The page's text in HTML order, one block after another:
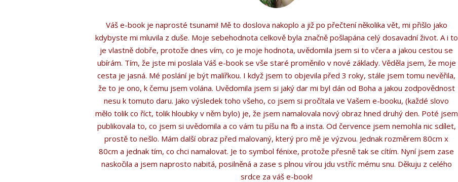
Váš e-book je naprosté tsunami! Mě to doslova nakoplo a již po přečtení několika vět, mi přišlo jako
kdybyste mi mluvila z duše. Moje sebehodnota celkově byla značně pošlapána celý dosavadní život. A i to
je vlastně dobře, protože dnes vím, co je moje hodnota, uvědomila jsem si to včera a jakou cestou se
ubírám. Tím, že jste mi poslala Váš e-book se vše staré proměnilo v nové základy. Věděla jsem, že moje
cesta je jasná. Mé poslání je být malířkou. I když jsem to objevila před 3 roky, stále jsem tomu nevěřila,
že to je ono, k čemu jsem volána. Uvědomila jsem si jaký dar mi byl dán od Boha a jakou zodpovědnost
nesu k tomuto daru. Jako výsledek toho všeho, co jsem si pročítala ve Vašem e-booku, (každé slovo
mělo tolik co říct, tolik hloubky v něm bylo) je, že jsem namalovala nový obraz hned druhý den. Poté jsem
publikovala to, co jsem si uvědomila a co vám tu píšu na fb a insta. Od července jsem nemohla nic sdílet,
prostě to nešlo. Mám další obraz před malovaný, který pro mě je výzvou. Jednak rozměrem 80cm x
80cm a jednak tím, co chci namalovat. Je to symbol fénixe, protože přesně tak se cítím. Nyní jsem zase
naskočila a jsem naprosto nabitá, posilněná a zase s plnou vírou jdu vstříc mému snu. Děkuju z celého
srdce za váš e-book!